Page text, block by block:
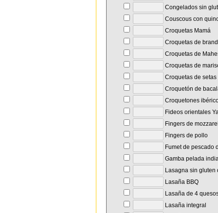
Congelados sin
Couscous con
Croquetas Mamá
Croquetas de
Croquetas de
Croquetas de
Croquetas de
Croquetón de
Croquetones
Fideos orientales
Fingers de
Fingers de pollo
Fumet de pescado
Gamba pelada
Lasagna sin gluten
Lasaña BBQ
Lasaña de 4
Lasaña integral